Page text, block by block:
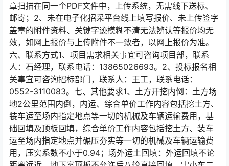
章扫描在同一个PDF文件中，上传系统，无需线下送标、
邮寄；2、未在电子化招采平台线上填写报价、未上传签字
盖章的附件资料、关键字迹模糊不清无法辨认等报价均无
效，如网上报价与上传附件不一致者，以网上报价为准。
六、联系方式1、项目需求相关事宜可咨询项目部，联系
人：石经理，联系电话：13865026693。2、投标报名相
关事宜可咨询招标部门，联系人：王工，联系电话：
0552-3110083。七、其他要求1、土方开挖内倒：土方场
地2公里范围内倒，内运、综合单价工作内容包括挖土方、
装车运至场内指定地点等一切的机械及车辆运输费用，基
础回填及顶板回填，综合单价工作内容包括挖土方、装车
运至场内指定地点并碾压夯实等一切的机械及车辆运输费
用，压实系数不小于0.94；场外运土回填：外运回填不论